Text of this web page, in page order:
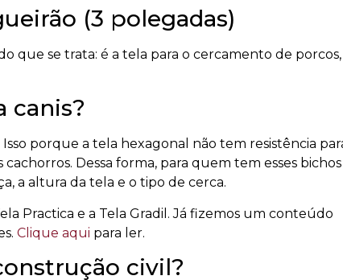
Dessa forma, para quem tem esses bichos
a altura da tela e o tipo de cerca.
Practica e a Tela Gradil. Já fizemos um conteúdo
civil?
tem sido atrativa para a construção civil.